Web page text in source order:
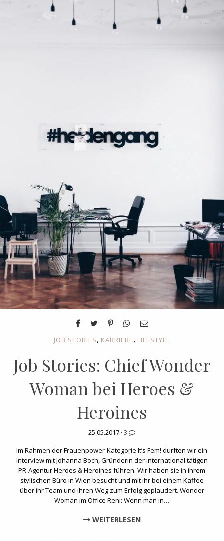
JOB STORIES, KARRIERE, LIFESTYLE
Job Stories: Chief Wonder
Woman bei Heroes &
Heroines
25.05.2017 · 3
Im Rahmen der Frauenpower-Kategorie It’s Fem! durften wir ein
Interview mit Johanna Boch, Gründerin der international tätigen
PR-Agentur Heroes & Heroines führen. Wir haben sie in ihrem
stylischen Büro in Wien besucht und mit ihr bei einem Kaffee
über ihr Team und ihren Weg zum Erfolg geplaudert. Wonder
Woman im Office Reni: Wenn man in…
WEITERLESEN